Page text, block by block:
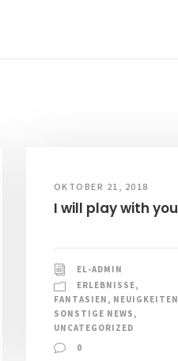
OKTOBER 21, 2018
I will play with you
EL-ADMIN
ERLEBNISSE,
FANTASIEN , NEUIGKEITEN
SONSTIGE NEWS ,
UNCATEGORIZED
0